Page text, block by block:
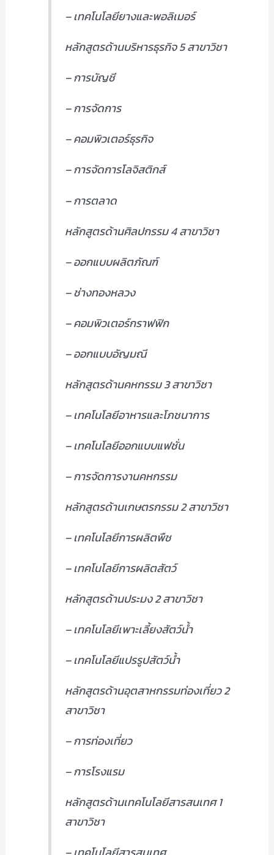
– เทคโนโลยียางและพอลิเมอร์
หลักสูตรด้านบริหารธุรกิจ 5 สาขาวิชา
– การบัญชี
– การจัดการ
– คอมพิวเตอร์ธุรกิจ
– การจัดการโลจิสติกส์
– การตลาด
หลักสูตรด้านศิลปกรรม 4 สาขาวิชา
– ออกแบบผลิตภัณฑ์
– ช่างทองหลวง
– คอมพิวเตอร์กราฟฟิก
– ออกแบบอัญมณี
หลักสูตรด้านคหกรรม 3 สาขาวิชา
– เทคโนโลยีอาหารและโภชนาการ
– เทคโนโลยีออกแบบแฟชั่น
– การจัดการงานคหกรรม
หลักสูตรด้านเกษตรกรรม 2 สาขาวิชา
– เทคโนโลยีการผลิตพืช
– เทคโนโลยีการผลิตสัตว์
หลักสูตรด้านประมง 2 สาขาวิชา
– เทคโนโลยีเพาะเลี้ยงสัตว์น้ำ
– เทคโนโลยีแปรรูปสัตว์น้ำ
หลักสูตรด้านอุตสาหกรรมท่องเที่ยว 2
สาขาวิชา
– การท่องเที่ยว
– การโรงแรม
หลักสูตรด้านเทคโนโลยีสารสนเทศ 1
สาขาวิชา